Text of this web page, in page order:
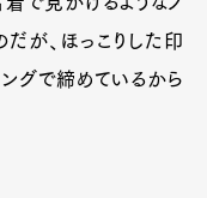
だが、ほっこりした印
ングで締めているから